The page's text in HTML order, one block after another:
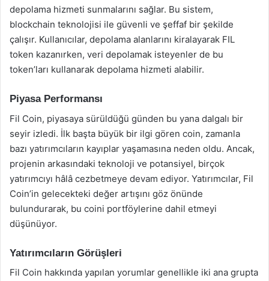
depolama hizmeti sunmalarını sağlar. Bu sistem,
blockchain teknolojisi ile güvenli ve şeffaf bir şekilde
çalışır. Kullanıcılar, depolama alanlarını kiralayarak FIL
token kazanırken, veri depolamak isteyenler de bu
token’ları kullanarak depolama hizmeti alabilir.
Piyasa Performansı
Fil Coin, piyasaya sürüldüğü günden bu yana dalgalı bir
seyir izledi. İlk başta büyük bir ilgi gören coin, zamanla
bazı yatırımcıların kayıplar yaşamasına neden oldu. Ancak,
projenin arkasındaki teknoloji ve potansiyel, birçok
yatırımcıyı hâlâ cezbetmeye devam ediyor. Yatırımcılar, Fil
Coin’in gelecekteki değer artışını göz önünde
bulundurarak, bu coini portföylerine dahil etmeyi
düşünüyor.
Yatırımcıların Görüşleri
Fil Coin hakkında yapılan yorumlar genellikle iki ana grupta